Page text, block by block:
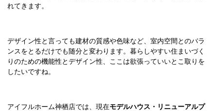
れてきます。
デザイン性と言っても建材の質感や色味など、室内空間とのバラ
ンスをとるだけでも随分と変わります。暮らしやすい住まいづく
りのための機能性とデザイン性、ここは欲張っていいとこ取りを
したいですね。
アイフルホーム神栖店では、現在モデルハウス・リニューアルプ